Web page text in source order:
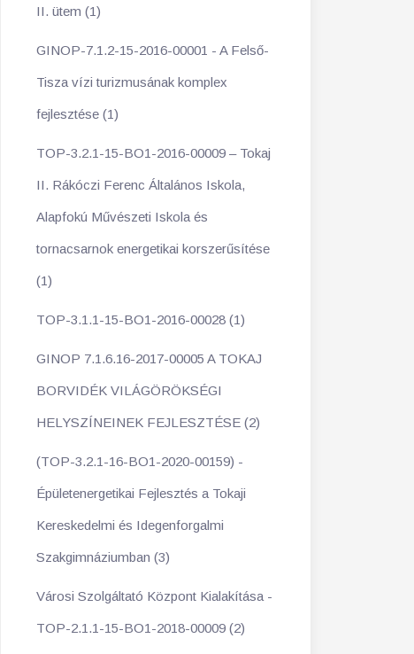
II. ütem (1)
GINOP-7.1.2-15-2016-00001 - A Felső-
Tisza vízi turizmusának komplex
fejlesztése (1)
TOP-3.2.1-15-BO1-2016-00009 – Tokaj
II. Rákóczi Ferenc Általános Iskola,
Alapfokú Művészeti Iskola és
tornacsarnok energetikai korszerűsítése
(1)
TOP-3.1.1-15-BO1-2016-00028 (1)
GINOP 7.1.6.16-2017-00005 A TOKAJ
BORVIDÉK VILÁGÖRÖKSÉGI
HELYSZÍNEINEK FEJLESZTÉSE (2)
(TOP-3.2.1-16-BO1-2020-00159) -
Épületenergetikai Fejlesztés a Tokaji
Kereskedelmi és Idegenforgalmi
Szakgimnáziumban (3)
Városi Szolgáltató Központ Kialakítása -
TOP-2.1.1-15-BO1-2018-00009 (2)